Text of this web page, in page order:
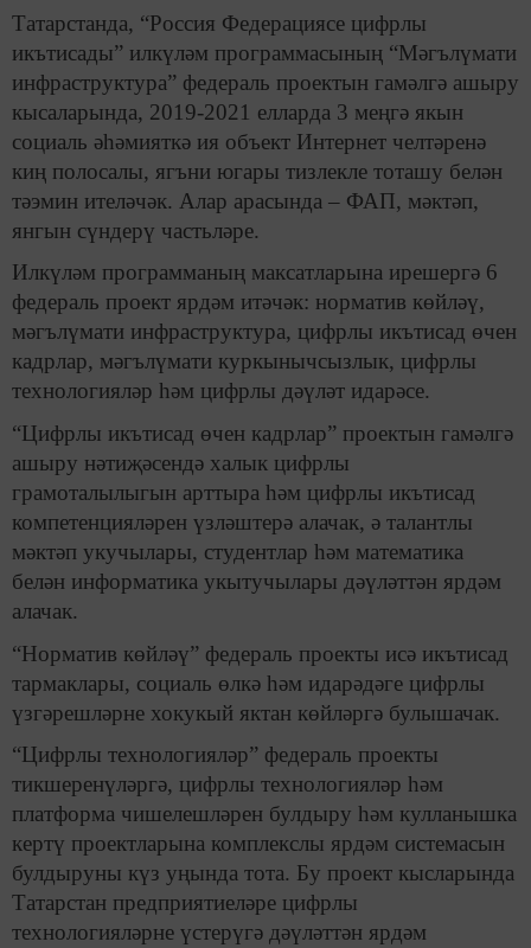
Татарстанда, “Россия Федерациясе цифрлы
икътисады” илкүләм программасының “Мәгълүмати
инфраструктура” федераль проектын гамәлгә ашыру
кысаларында, 2019-2021 елларда 3 меңгә якын
социаль әһәмияткә ия объект Интернет челтәренә
киң полосалы, ягъни югары тизлекле тоташу белән
тәэмин ителәчәк. Алар арасында – ФАП, мәктәп,
янгын сүндерү частьләре.
Илкүләм программаның максатларына ирешергә 6
федераль проект ярдәм итәчәк: норматив көйләү,
мәгълүмати инфраструктура, цифрлы икътисад өчен
кадрлар, мәгълүмати куркынычсызлык, цифрлы
технологияләр һәм цифрлы дәүләт идарәсе.
“Цифрлы икътисад өчен кадрлар” проектын гамәлгә
ашыру нәтиҗәсендә халык цифрлы
грамоталылыгын арттыра һәм цифрлы икътисад
компетенцияләрен үзләштерә алачак, ә талантлы
мәктәп укучылары, студентлар һәм математика
белән информатика укытучылары дәүләттән ярдәм
алачак.
“Норматив көйләү” федераль проекты исә икътисад
тармаклары, социаль өлкә һәм идарәдәге цифрлы
үзгәрешләрне хокукый яктан көйләргә булышачак.
“Цифрлы технологияләр” федераль проекты
тикшеренүләргә, цифрлы технологияләр һәм
платформа чишелешләрен булдыру һәм кулланышка
кертү проектларына комплекслы ярдәм системасын
булдыруны күз уңында тота. Бу проект кысларында
Татарстан предприятиеләре цифрлы
технологияләрне үстерүгә дәүләттән ярдәм